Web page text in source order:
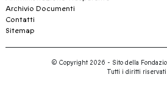
Archivio Documenti
Contatti
Sitemap
© Copyright 2026 - Sito della
Tutti i diritti riservati